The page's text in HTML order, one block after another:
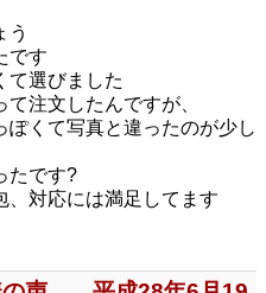
う
です
て選びました
注文したんですが、
くて写真と違ったのが少し
たです?
、対応には満足してます